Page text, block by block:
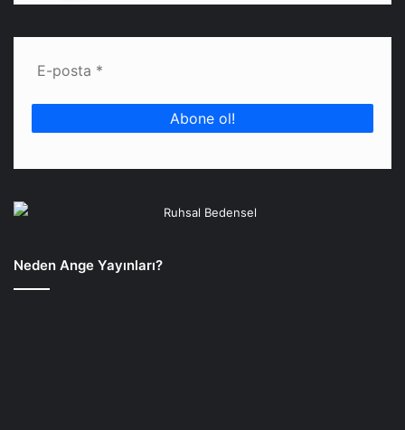
Neden Ange Yayınları?